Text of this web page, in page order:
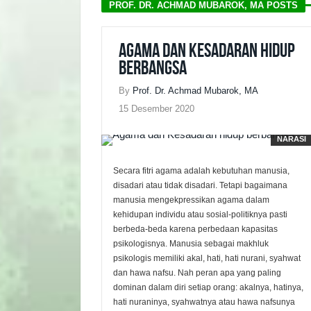
PROF. DR. ACHMAD MUBAROK, MA POSTS
Agama dan Kesadaran hidup
berbangsa
By Prof. Dr. Achmad Mubarok, MA
15 Desember 2020
NARASI
Secara fitri agama adalah kebutuhan manusia,
disadari atau tidak disadari. Tetapi bagaimana
manusia mengekpressikan agama dalam
kehidupan individu atau sosial-politiknya pasti
berbeda-beda karena perbedaan kapasitas
psikologisnya. Manusia sebagai makhluk
psikologis memiliki akal, hati, hati nurani, syahwat
dan hawa nafsu. Nah peran apa yang paling
dominan dalam diri setiap orang: akalnya, hatinya,
hati nuraninya, syahwatnya atau hawa nafsunya